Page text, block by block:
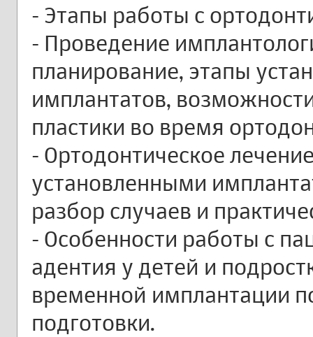
- Этапы работы с
- Проведение
планирование, этапы
имплантатов,
пластики во время
- Ортодонтическое
установленными
разбор случаев и
- Особенности работы с
адентия у детей и
временной имплантации
подготовки.